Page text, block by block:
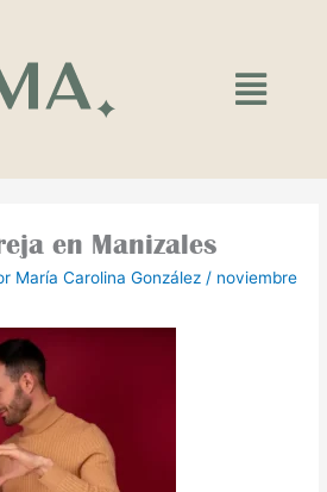
Main
Menu
en Manizales
María Carolina González / noviembre